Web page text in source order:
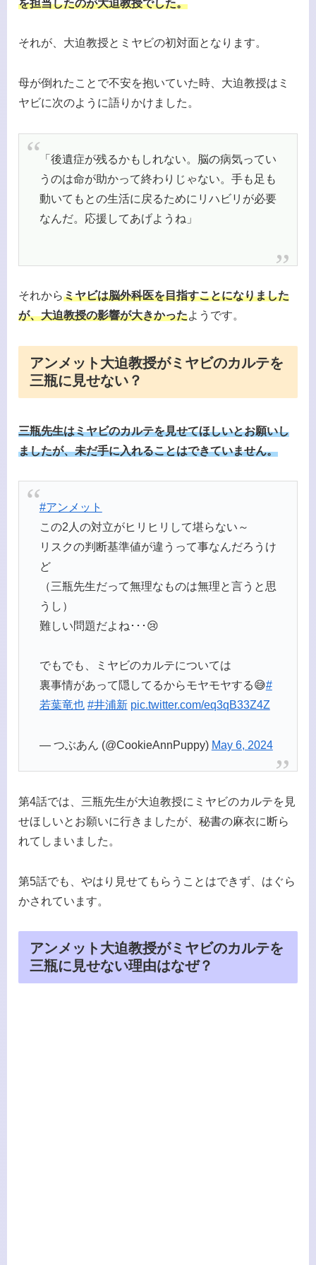
を担当したのが大迫教授でした。
それが、大迫教授とミヤビの初対面となります。
母が倒れたことで不安を抱いていた時、大迫教授はミ
ヤビに次のように語りかけました。
「後遺症が残るかもしれない。脳の病気ってい
うのは命が助かって終わりじゃない。手も足も
動いてもとの生活に戻るためにリハビリが必要
なんだ。応援してあげようね」
それからミヤビは脳外科医を目指すことになりました
が、大迫教授の影響が大きかったようです。
アンメット大迫教授がミヤビのカルテを
三瓶に見せない？
三瓶先生はミヤビのカルテを見せてほしいとお願いし
ましたが、未だ手に入れることはできていません。
#アンメット
この2人の対立がヒリヒリして堪らない～
リスクの判断基準値が違うって事なんだろうけ
ど
（三瓶先生だって無理なものは無理と言うと思
うし）
難しい問題だよね･･･😢
でもでも、ミヤビのカルテについては
裏事情があって隠してるからモヤモヤする😅#
若葉竜也 #井浦新 pic.twitter.com/eq3qB33Z4Z
— つぶあん (@CookieAnnPuppy) May 6, 2024
第4話では、三瓶先生が大迫教授にミヤビのカルテを見
せほしいとお願いに行きましたが、秘書の麻衣に断ら
れてしまいました。
第5話でも、やはり見せてもらうことはできず、はぐら
かされています。
アンメット大迫教授がミヤビのカルテを
三瓶に見せない理由はなぜ？